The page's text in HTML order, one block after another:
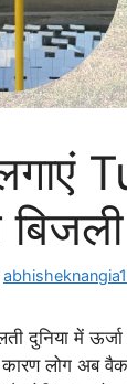
दुनिया में ऊर्जा
के कारण लोग